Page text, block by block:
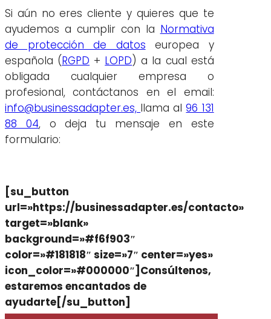
Si aún no eres cliente y quieres que te
ayudemos a cumplir con la Normativa
de protección de datos europea y
española (RGPD + LOPD) a la cual está
obligada cualquier empresa o
profesional, contáctanos en el email:
info@businessadapter.es, llama al96 131
88 04, o deja tu mensaje en este
formulario:
[su_button
url=»https://businessadapter.es/contacto»
target=»blank»
background=»#f6f903″
color=»#181818″ size=»7″ center=»yes»
icon_color=»#000000″]Consúltenos,
estaremos encantados de
ayudarte[/su_button]